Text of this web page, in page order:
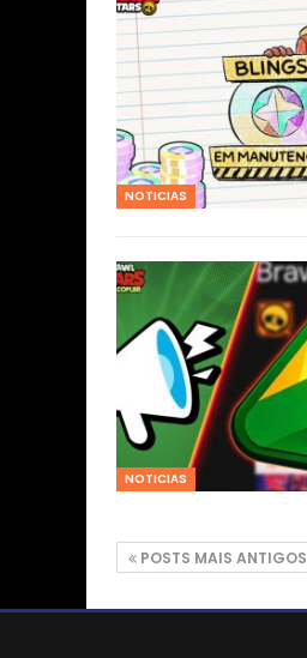
NOTICIAS
NOTICIAS
POSTS MAIS ANTIGOS